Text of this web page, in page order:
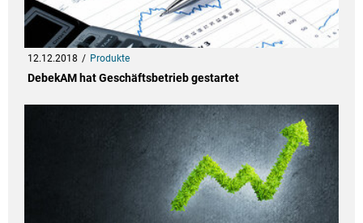
12.12.2018 Produkte
DebekAM hat Geschäftsbetrieb gestartet